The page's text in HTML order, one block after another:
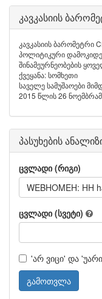
კავკასიის
კავკასიის ბარომეტრი
პოლიტიკური
შინამეურნეობების
ქვეყანა: სომხეთი
საველე სამუშაოები
2015 წლის 26
პასუხების
ცვლადი (რიგი)
WEBHOMEH: HH
ცვლადი (სვეტი)
'არ ვიცი' და
გამოთვლა